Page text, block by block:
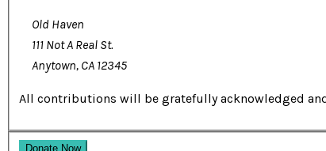
Old Haven
111 Not A Real St.
Anytown, CA 12345
All contributions will be gratefully acknowledged